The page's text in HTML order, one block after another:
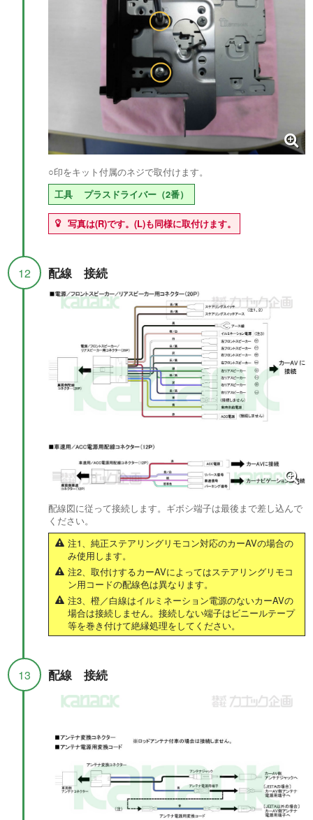
○印をキット付属のネジで取付けます。
工具
プラスドライバー（2番）
写真は(R)です。(L)も同様に取付けます。
12 配線 接続
配線図に従って接続します。ギボシ端子は最後まで差し込んで
ください。
注1、純正ステアリングリモコン対応のカーAVの場合の
み使用します。
注2、取付けするカーAVによってはステアリングリモコ
ン用コードの配線色は異なります。
注3、橙／白線はイルミネーション電源のないカーAVの
場合は接続しません。接続しない端子はビニールテープ
等を巻き付けて絶縁処理をしてください。
13 配線 接続